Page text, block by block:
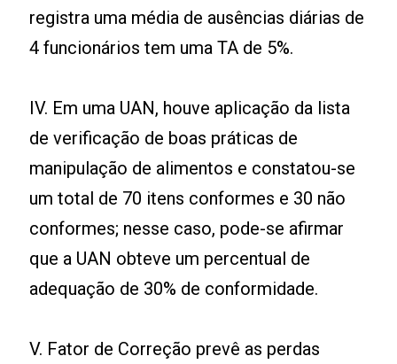
registra uma média de ausências diárias de
4 funcionários tem uma TA de 5%.
IV. Em uma UAN, houve aplicação da lista
de verificação de boas práticas de
manipulação de alimentos e constatou-se
um total de 70 itens conformes e 30 não
conformes; nesse caso, pode-se afirmar
que a UAN obteve um percentual de
adequação de 30% de conformidade.
V. Fator de Correção prevê as perdas